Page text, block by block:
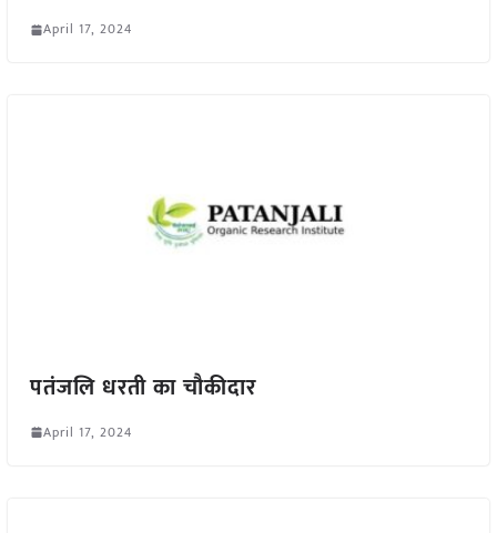
April 17, 2024
पतंजलि धरती का चौकीदार
April 17, 2024